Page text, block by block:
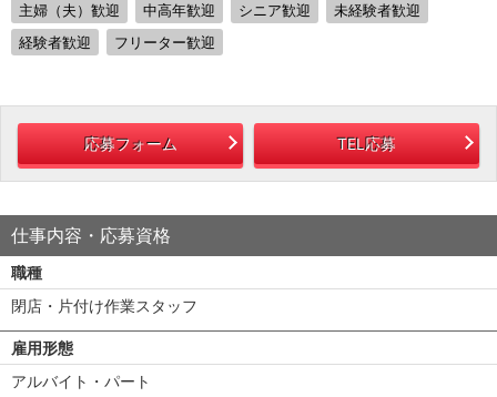
主婦（夫）歓迎
中高年歓迎 シニア歓迎
未経験者歓迎
経験者歓迎
フリーター歓迎
応募フォーム TEL応募
仕事内容・応募資格
職種
閉店・片付け作業スタッフ
雇用形態
アルバイト・パート